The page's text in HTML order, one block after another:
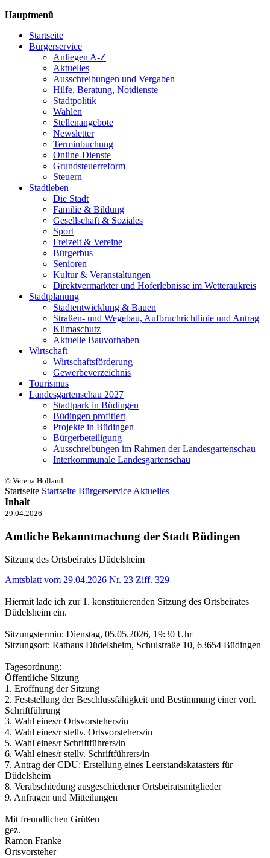
Hauptmenü
Startseite
Bürgerservice
Anliegen A-Z
Aktuelles
Ausschreibungen und Vergaben
Hilfe, Beratung, Notdienste
Stadtpolitik
Wahlen
Stellenangebote
Newsletter
Terminbuchung
Online-Dienste
Grundsteuerreform
Steuern
Stadtleben
Die Stadt
Familie & Bildung
Gesellschaft & Soziales
Sport
Freizeit & Vereine
Bürgerbus
Senioren
Kultur & Veranstaltungen
Direktvermarkter und Hoferlebnisse im Wetteraukreis
Stadtplanung
Stadtentwicklung & Bauen
Straßen- und Wegebau, Aufbruchrichtlinie und Antrag
Klimaschutz
Aktuelle Bauvorhaben
Wirtschaft
Wirtschaftsförderung
Gewerbeverzeichnis
Tourismus
Landesgartenschau 2027
Stadtpark in Büdingen
Büdingen profitiert
Projekte in Büdingen
Bürgerbeteiligung
Ausschreibungen im Rahmen der Landesgartenschau
Interkommunale Landesgartenschau
© Verena Holland
Startseite Startseite Bürgerservice Aktuelles
Inhalt
29.04.2026
Amtliche Bekanntmachung der Stadt Büdingen
Sitzung des Ortsbeirates Düdelsheim
Amtsblatt vom 29.04.2026 Nr. 23 Ziff. 329
Hiermit lade ich zur 1. konstituierenden Sitzung des Ortsbeirates
Düdelsheim ein.
Sitzungstermin: Dienstag, 05.05.2026, 19:30 Uhr
Sitzungsort: Rathaus Düdelsheim, Schulstraße 10, 63654 Büdingen
Tagesordnung:
Öffentliche Sitzung
1. Eröffnung der Sitzung
2. Feststellung der Beschlussfähigkeit und Bestimmung einer vorl.
Schriftführung
3. Wahl eines/r Ortsvorstehers/in
4. Wahl eines/r stellv. Ortsvorstehers/in
5. Wahl eines/r Schriftführers/in
6. Wahl eines/r stellv. Schriftführers/in
7. Antrag der CDU: Erstellung eines Leerstandskatasters für
Düdelsheim
8. Verabschiedung ausgeschiedener Ortsbeiratsmitglieder
9. Anfragen und Mitteilungen
Mit freundlichen Grüßen
gez.
Ramon Franke
Ortsvorsteher